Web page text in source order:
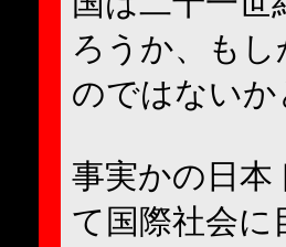
ろうか、も
のではない
事実かの日本
て国際社会